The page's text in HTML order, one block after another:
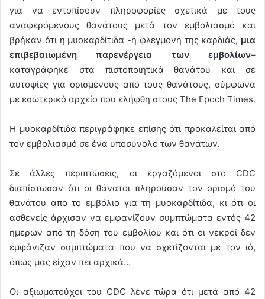
για να εντοπίσουν πληροφορίες σχετικά με τους
αναφερόμενους θανάτους μετά τον εμβολιασμό και
βρήκαν ότι η μυοκαρδίτιδα -ή φλεγμονή της καρδιάς, μια
επιβεβαιωμένη παρενέργεια των εμβολίων–
καταγράφηκε στα πιστοποιητικά θανάτου και σε
αυτοψίες για ορισμένους από τους θανάτους, σύμφωνα
με εσωτερικό αρχείο που ελήφθη στους The Epoch Times.
Η μυοκαρδίτιδα περιγράφηκε επίσης ότι προκαλείται από
τον εμβολιασμό σε ένα υποσύνολο των θανάτων.
Σε άλλες περιπτώσεις, οι εργαζόμενοι στο CDC
διαπίστωσαν ότι οι θάνατοι πληρούσαν τον ορισμό του
θανάτου απο το εμβόλιο για τη μυοκαρδίτιδα, κι ότι οι
ασθενείς άρχισαν να εμφανίζουν συμπτώματα εντός 42
ημερών από τη δόση του εμβολίου και ότι οι νεκροί δεν
εμφάνιζαν συμπτώματα που να σχετίζονται με τον ιό,
όπως μας είχαν πει αρχικά…
Οι αξιωματούχοι του CDC λένε τώρα ότι μετά από 42